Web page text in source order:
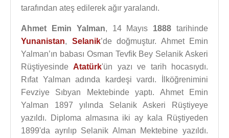
tarafından ateş edilerek ağır yaralandı.
Ahmet Emin Yalman, 14 Mayıs 1888 tarihinde
Yunanistan, Selanik’de doğmuştur. Ahmet Emin
Yalman’ın babası Osman Tevfik Bey Selanik Askeri
RüştiyesindeAtatürk'ün yazı ve tarih hocasıydı.
Rıfat Yalman adında kardeşi vardı. İlköğrenimini
Fevziye Sıbyan Mektebinde yaptı. Ahmet Emin
Yalman 1897 yılında Selanik Askeri Rüştiyeye
yazıldı. Diploma almasına iki ay kala Rüştiyeden
1899'da ayrılıp Selanik Alman Mektebine yazıldı.